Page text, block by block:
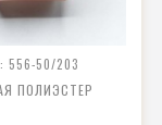
556-50/203
ПОЛИЭСТЕР